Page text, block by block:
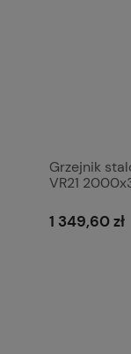
Grzejnik
VR21
1 349,60 zł